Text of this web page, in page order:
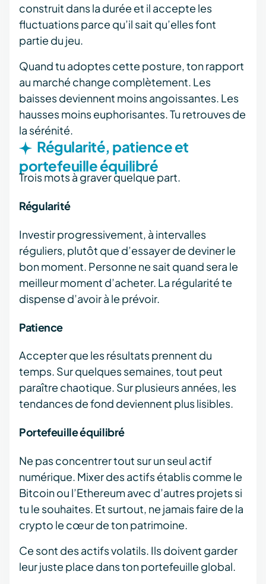
construit dans la durée et il accepte les
fluctuations parce qu’il sait qu’elles font
partie du jeu.
Quand tu adoptes cette posture, ton rapport
au marché change complètement. Les
baisses deviennent moins angoissantes. Les
hausses moins euphorisantes. Tu retrouves de
la sérénité.
Régularité, patience et
portefeuille équilibré
Trois mots à graver quelque part.
Régularité
Investir progressivement, à intervalles
réguliers, plutôt que d’essayer de deviner le
bon moment. Personne ne sait quand sera le
meilleur moment d’acheter. La régularité te
dispense d’avoir à le prévoir.
Patience
Accepter que les résultats prennent du
temps. Sur quelques semaines, tout peut
paraître chaotique. Sur plusieurs années, les
tendances de fond deviennent plus lisibles.
Portefeuille équilibré
Ne pas concentrer tout sur un seul actif
numérique. Mixer des actifs établis comme le
Bitcoin ou l’Ethereum avec d’autres projets si
tu le souhaites. Et surtout, ne jamais faire de la
crypto le cœur de ton patrimoine.
Ce sont des actifs volatils. Ils doivent garder
leur juste place dans ton portefeuille global.